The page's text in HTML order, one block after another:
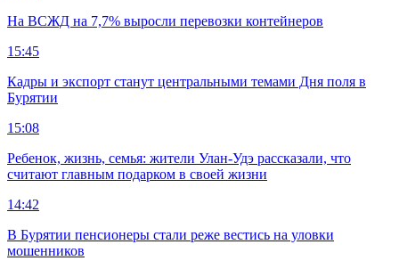
На ВСЖД на 7,7% выросли перевозки контейнеров
15:45
Кадры и экспорт станут центральными темами Дня поля в
Бурятии
15:08
Ребенок, жизнь, семья: жители Улан-Удэ рассказали, что
считают главным подарком в своей жизни
14:42
В Бурятии пенсионеры стали реже вестись на уловки
мошенников